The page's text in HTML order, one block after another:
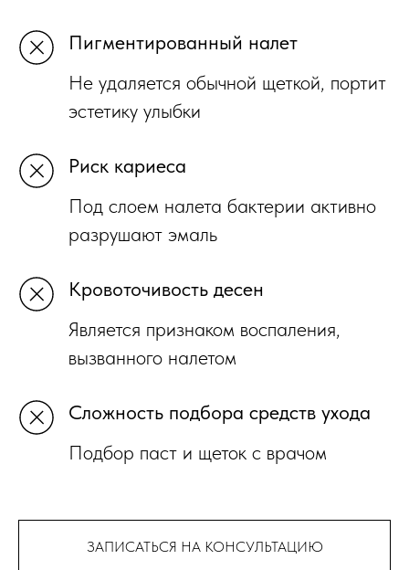
Пигментированный налет
Не удаляется обычной щеткой, портит
эстетику улыбки
Риск кариеса
Под слоем налета бактерии активно
разрушают эмаль
Кровоточивость десен
Является признаком воспаления,
вызванного налетом
Сложность подбора средств ухода
Подбор паст и щеток с врачом
ЗАПИСАТЬСЯ НА КОНСУЛЬТАЦИЮ